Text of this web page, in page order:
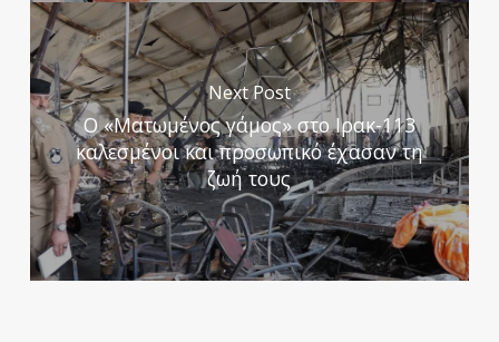
Next Post
Ο «Ματωμένος γάμος» στο Ιρακ-113
καλεσμένοι και προσωπικό έχασαν τη
ζωή τους